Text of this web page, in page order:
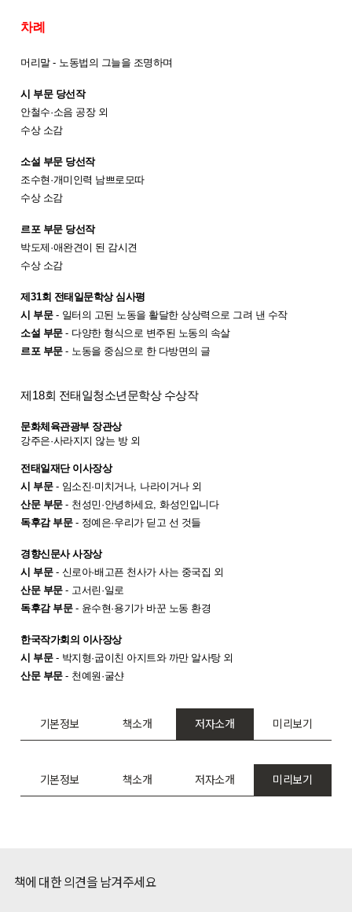
차례
머리말- 노동법의 그늘을 조명하며
시 부문 당선작
안철수·소음 공장 외
수상 소감
소설 부문 당선작
조수현 ·개미인력 남쁘로모따
수상 소감
르포 부문 당선작
박도제 ·애완견이 된 감시견
수상 소감
제 31회 전태일문학상 심사평
시 부문 - 일터의 고된 노동을 활달한 상상력으로 그려 낸 수작
소설 부문 - 다양한 형식으로 변주된 노동의 속살
르포 부문 - 노동을 중심으로 한 다방면의 글
제 18회 전태일청소년문학상 수상작
문화체육관광부 장관상
강주은·사라지지 않는 방 외
전태일재단 이사장상
시 부문 - 임소진·미치거나, 나라이거나 외
산문 부문 - 천성민 ·안녕하세요
화성인입니다
독후감 부문 - 정예은·우리가 딛고 선 것들
경향신문사 사장상
시 부문 - 신로아·배고픈 천사가 사는 중국집 외
산문 부문 - 고서린 ·일로
독후감 부문 - 윤수현·용기가 바꾼 노동 환경
한국작가회의 이사장상
시 부문 - 박지형·굽이친 아지트와 까만 알사탕 외
산문 부문 - 천예원 ·굴샨
기본정보 책소개 저자소개 미리보기
기본정보 책소개 저자소개 미리보기
책에 대한 의견을 남겨주세요